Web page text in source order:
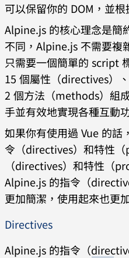
可以保留你的 DOM，並
Alpine.js 的核心理念是簡
不同，Alpine.js 不需要複
只需要一個簡單的 script
15 個屬性（directives）
2 個方法（methods）組
手並有效地實現各種互動
如果你有使用過 Vue 的
令（directives）和特性
（directives）和特性（
Alpine.js 的指令（
更加簡潔，使用起來也更
Directives
Alpine.js 的指令（